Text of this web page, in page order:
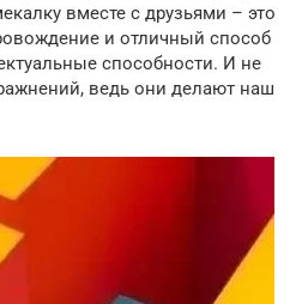
вместе с друзьями – это
и отличный способ
способности. И не
ведь они делают наш